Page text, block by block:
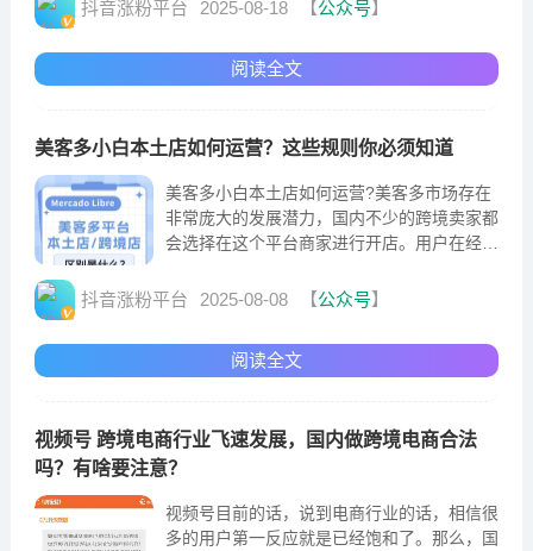
抖音涨粉平台 2025-08-18 【公众号】
阅读全文
美客多小白本土店如何运营？这些规则你必须知道
美客多小白本土店如何运营?美客多市场存在
非常庞大的发展潜力，国内不少的跨境卖家都
会选择在这个平台商家进行开店。用户在经营
规则。
抖音涨粉平台 2025-08-08 【公众号】
阅读全文
视频号 跨境电商行业飞速发展，国内做跨境电商合法
吗？有啥要注意？
视频号目前的话，说到电商行业的话，相信很
多的用户第一反应就是已经饱和了。那么，国